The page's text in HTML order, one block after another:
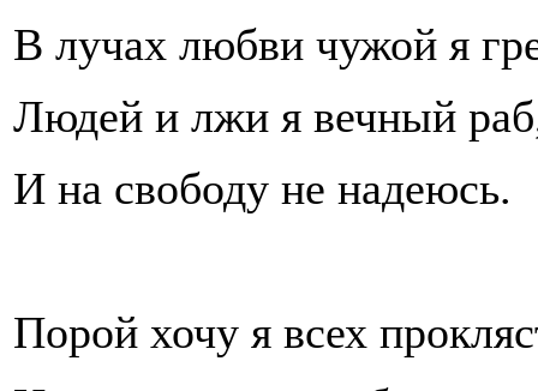
В лучах любви чужой я
Людей и лжи я вечный
И на свободу не надеюсь.
Порой хочу я всех